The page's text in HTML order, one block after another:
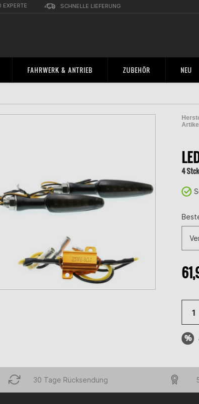
SCHNELLE LIEFERUNG
FAHRWERK & ANTRIEB ZUBEHÖR NEU
4
30 Tage Rücksendung